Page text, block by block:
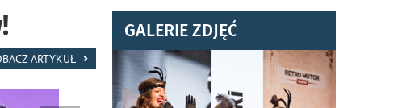
ARTYKUŁ
GALERIE ZDJĘĆ